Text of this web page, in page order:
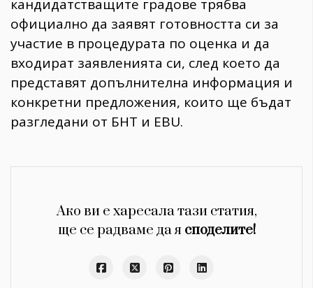
кандидатстващите градове трябва
официално да заявят готовността си за
участие в процедурата по оценка и да
входират заявленията си, след което да
представят допълнителна информация и
конкретни предложения, които ще бъдат
разгледани от БНТ и EBU.
Ако ви е харесала тази статия,
ще се радваме да я споделите!